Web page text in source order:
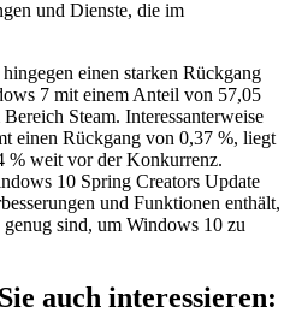
und Dienste, die im
einen starken Rückgang
7 mit einem Anteil von 57,05
Steam. Interessanterweise
einen Rückgang von 0,37 %, liegt
% weit vor der Konkurrenz.
10 Spring Creators Update
und Funktionen enthält,
sind, um Windows 10 zu
auch interessieren: